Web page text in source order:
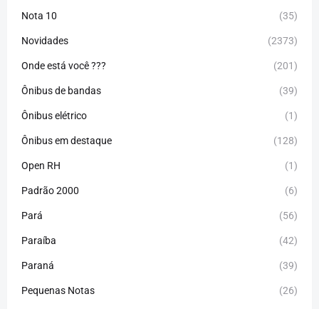
Nota 10 (35)
Novidades (2373)
Onde está você ??? (201)
Ônibus de bandas (39)
Ônibus elétrico (1)
Ônibus em destaque (128)
Open RH (1)
Padrão 2000 (6)
Pará (56)
Paraíba (42)
Paraná (39)
Pequenas Notas (26)